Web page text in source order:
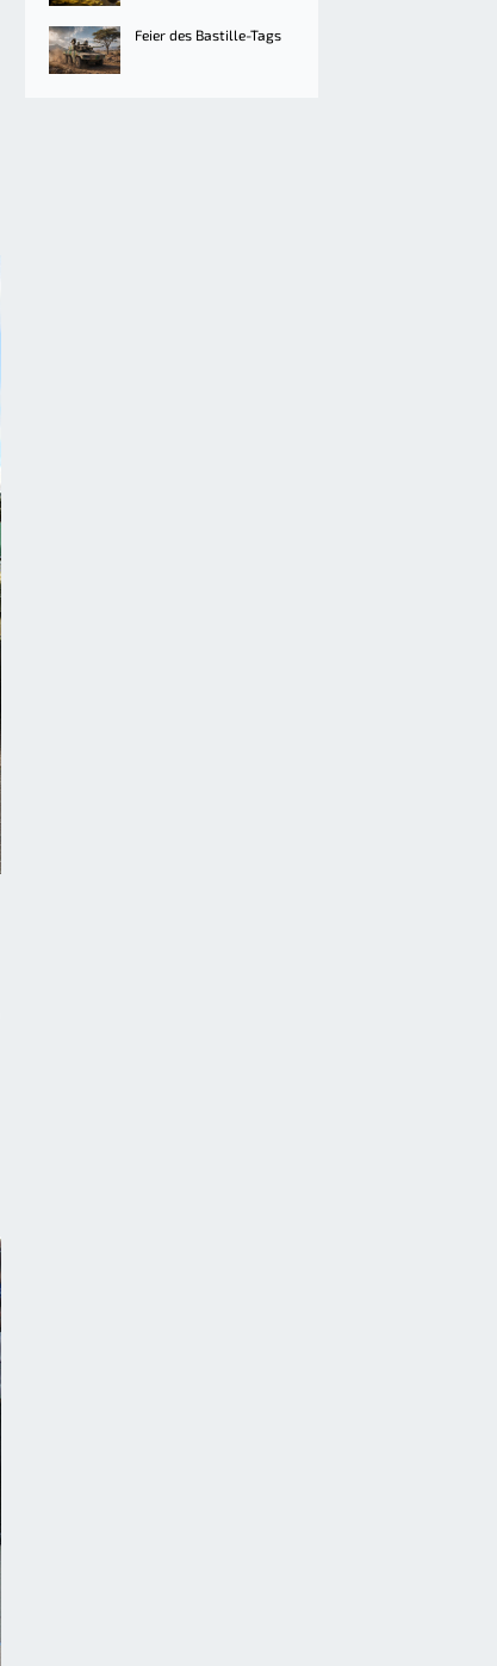
Feier des Bastille-Tags